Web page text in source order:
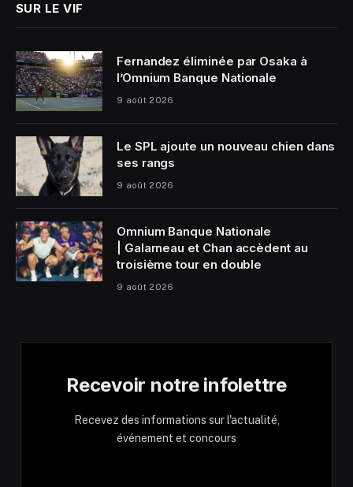
SUR LE VIF
Fernandez éliminée par Osaka à
l’Omnium Banque Nationale
9 août 2026
Le SPL ajoute un nouveau chien dans
ses rangs
9 août 2026
Omnium Banque Nationale
| Galarneau et Chan accèdent au
troisième tour en double
9 août 2026
Recevoir notre infolettre
Recevez des informations sur l'actualité,
événement et concours